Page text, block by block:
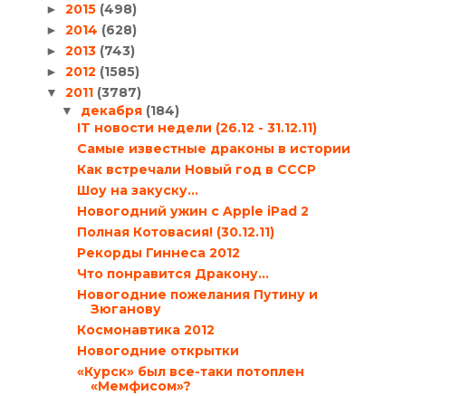
► 2015 (498)
► 2014 (628)
► 2013 (743)
► 2012 (1585)
▼ 2011 (3787)
▼ декабря (184)
IT новости недели (26.12 - 31.12.11)
Самые известные драконы в истории
Как встречали Новый год в СССР
Шоу на закуску…
Новогодний ужин с Apple iPad 2
Полная Котовасия! (30.12.11)
Рекорды Гиннеса 2012
Что понравится Дракону…
Новогодние пожелания Путину и
Зюганову
Космонавтика 2012
Новогодние открытки
«Курск» был все-таки потоплен
«Мемфисом»?